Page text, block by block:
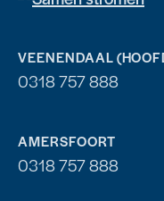
VEENENDAAL
0318 757 888
AMERSFOORT
0318 757 888